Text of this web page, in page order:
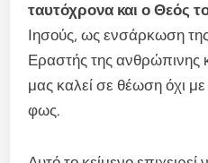
ταυτόχρονα και ο Θεός
Ιησούς, ως ενσάρκωση
Εραστής της ανθρώπινης
μας καλεί σε θέωση όχι
φως.